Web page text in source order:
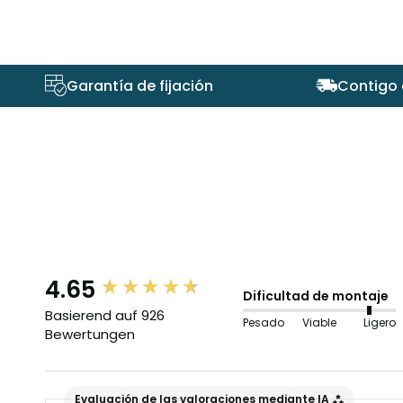
Garantía de fijación Contigo
4.65
Basierend auf 926
Bewertungen
Dificultad de montaje
Pesado Viable Ligero
Evaluación de las valoraciones mediante IA
New content loaded